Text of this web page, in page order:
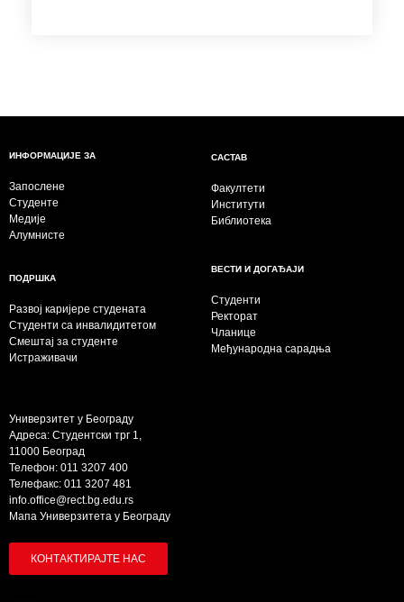
ИНФОРМАЦИЈЕ ЗА
Запослене
Студенте
Медије
Алумнисте
САСТАВ
Факултети
Институти
Библиотека
ПОДРШКА
Развој каријере студената
Студенти са инвалидитетом
Смештај за студенте
Истраживачи
ВЕСТИ И ДОГАЂАЈИ
Студенти
Ректорат
Чланице
Међународна сарадња
Универзитет у Београду
Адреса: Студентски трг 1,
11000 Београд
Телефон: 011 3207 400
Телефакс: 011 3207 481
info.office@rect.bg.edu.rs
Мапа Универзитета у Београду
КОНТАКТИРАЈТЕ НАС